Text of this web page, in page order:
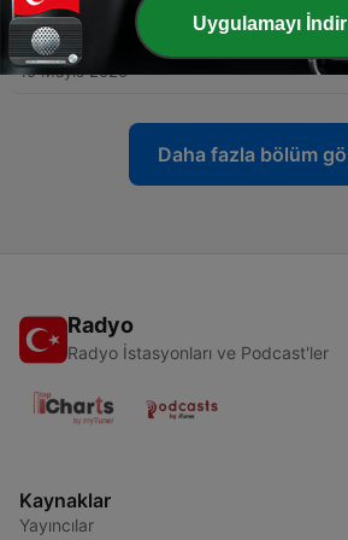
114 - 33- Zariyat / Tur - Kur'an'da İnsan
15 Mayıs 2026
Daha fazla bölüm
Radyo
Radyo İstasyonları ve Podcast'ler
Kaynaklar
Yayıncılar
Uygulamayı İndir